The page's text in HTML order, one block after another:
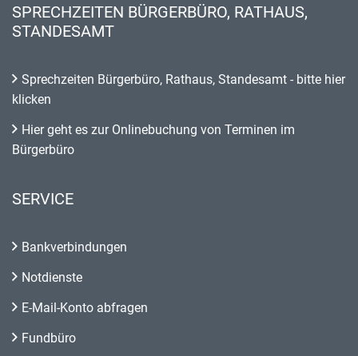
SPRECHZEITEN BÜRGERBÜRO, RATHAUS,
STANDESAMT
Sprechzeiten Bürgerbüro, Rathaus, Standesamt - bitte hier
klicken
Hier geht es zur Onlinebuchung von Terminen im
Bürgerbüro
SERVICE
Bankverbindungen
Notdienste
E-Mail-Konto abfragen
Fundbüro